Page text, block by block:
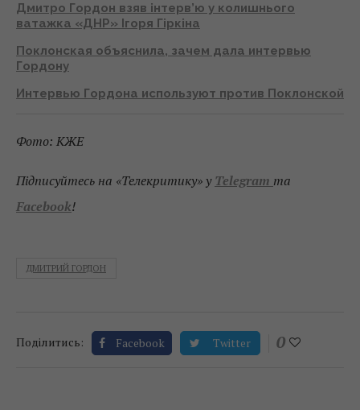
Дмитро Гордон взяв інтерв’ю у колишнього
ватажка «ДНР» Ігоря Гіркіна
Поклонская объяснила, зачем дала интервью
Гордону
Интервью Гордона используют против Поклонской
Фото: КЖЕ
Підписуйтесь на «Телекритику» у Telegram та
Facebook!
ДМИТРИЙ ГОРДОН
Поділитись: Facebook Twitter 0